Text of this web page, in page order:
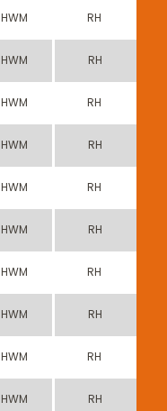
HWM RH
HWM RH
HWM RH
HWM RH
HWM RH
HWM RH
HWM RH
HWM RH
HWM RH
HWM RH